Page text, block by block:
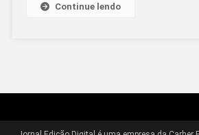
Continue lendo